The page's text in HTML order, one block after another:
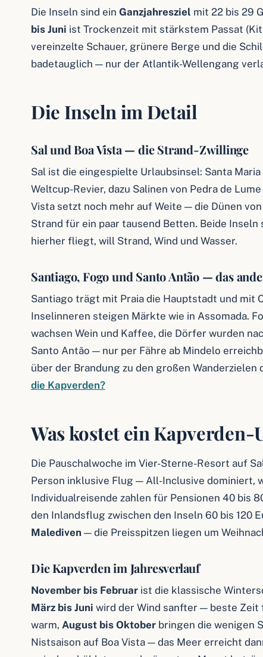
Die Inseln sind ein Ganzjahresziel mit 22 bis 29
bis Juni ist Trockenzeit mit stärkstem Passat
vereinzelte Schauer, grünere Berge und die
badetauglich — nur der Atlantik-Wellengang
Die Inseln im Detail
Sal und Boa Vista — die Strand-Zwillinge
Sal ist die eingespielte Urlaubsinsel: Santa
Weltcup-Revier, dazu Salinen von Pedra de
Vista setzt noch mehr auf Weite — die Dünen
Strand für ein paar tausend Betten. Beide
hierher fliegt, will Strand, Wind und Wasser.
Santiago, Fogo und Santo Antão — das
Santiago trägt mit Praia die Hauptstadt und mit
Inselinneren steigen Märkte wie in Assomada.
wachsen Wein und Kaffee, die Dörfer wurden
Santo Antão — nur per Fähre ab Mindelo
über der Brandung zu den großen
die Kapverden?
Was kostet ein Kapverden-
Die Pauschalwoche im Vier-Sterne-Resort auf
Person inklusive Flug — All-Inclusive dominiert,
Individualreisende zahlen für Pensionen 40 bis
den Inlandsflug zwischen den Inseln 60 bis 120
Malediven — die Preisspitzen liegen um
Die Kapverden im Jahresverlauf
November bis Februar ist die klassische
März bis Juni wird der Wind sanfter — beste Zeit
warm, August bis Oktober bringen die wenigen
Nistsaison auf Boa Vista — das Meer erreicht